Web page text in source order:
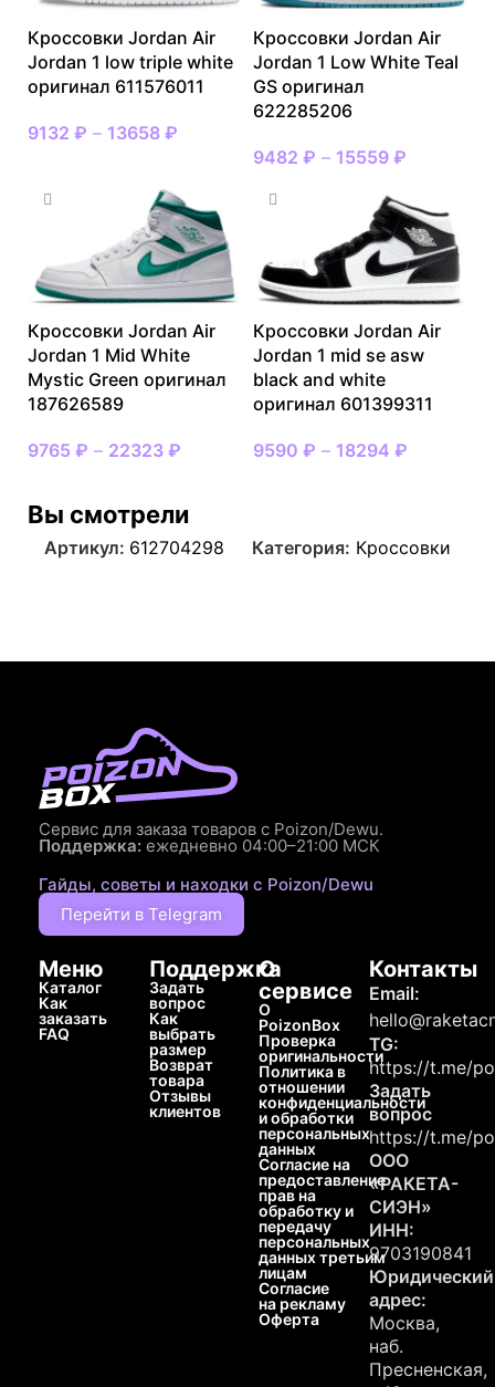
Кроссовки Jordan Air
Jordan 1 low triple white
оригинал 611576011
9132 ₽ – 13658 ₽
Кроссовки Jordan Air
Jordan 1 Low White Teal
GS оригинал
622285206
9482 ₽ – 15559 ₽
Кроссовки Jordan Air
Jordan 1 Mid White
Mystic Green оригинал
187626589
9765 ₽ – 22323 ₽
Кроссовки Jordan Air
Jordan 1 mid se asw
black and white
оригинал 601399311
9590 ₽ – 18294 ₽
Вы смотрели
Артикул: 612704298 Категория: Кроссовки
Сервис для заказа товаров с Poizon/Dewu.
Поддержка: ежедневно 04:00–21:00 МСК
Гайды, советы и находки с Poizon/Dewu
Перейти в Telegram
Меню
Каталог
Как
заказать
FAQ
Поддержка
Задать
вопрос
Как
выбрать
размер
Возврат
товара
Отзывы
клиентов
О
сервисе
О
PoizonBox
Проверка
оригинальности
Политика в
отношении
конфиденциальности
и обработки
персональных
данных
Согласие на
предоставление
прав на
обработку и
передачу
персональных
данных третьим
лицам
Согласие
на рекламу
Оферта
Контакты
Email:
TG:
https://t.me/
Задать
вопрос
https://t.me/
ООО
«РАКЕТА-
СИЭН»
ИНН:
9703190841
Юридический
адрес:
Москва,
наб.
Пресненская,